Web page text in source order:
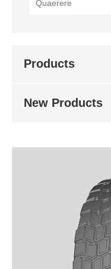
Products
New Products